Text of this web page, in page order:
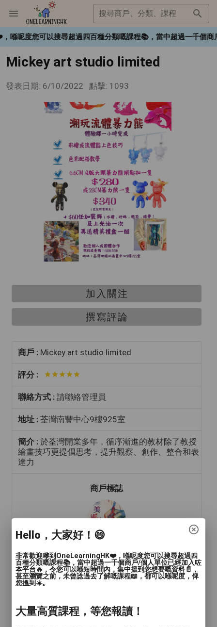
搜尋商戶、分類、課程
呢度您可以搜尋超過四百種分類嘅課程📚，當中超過一千個商
Mickey art studio limited
發表日期: 6/10/2022 點擊: 1093
加入關注
撰寫評論
商戶 : Mickey art studio limited
評分 :
聯絡方式 : 請聯絡管理員
地址 : 荃灣南豐中心9樓925室
簡介 : 於荃灣開業多年，循序漸進的教材除了教授
繪畫技巧更提倡思考，提升觀察、創作、整合和表
達力
商戶標誌
年齡範圍: 兒童(15歲或以下), 青年(15-24歲), 成人
(24-65歲)
語言: 廣東話, 普通話
Hello，大家好！😄
非常歡迎嚟到OneLearningHK❤️，喺呢度您可以搜尋超過四
百種分類嘅課程📚，當中超過一千個商戶/個人單位已經加入咗
本平台🔥，令您可以喺短時間內，集中搵到您想要嘅資料📄，
甚至瀏覽之前，未曾諗過去了解嘅課程📖，都可以喺呢度，俾
您搵到☀️。
大量高質課程，等您報讀！